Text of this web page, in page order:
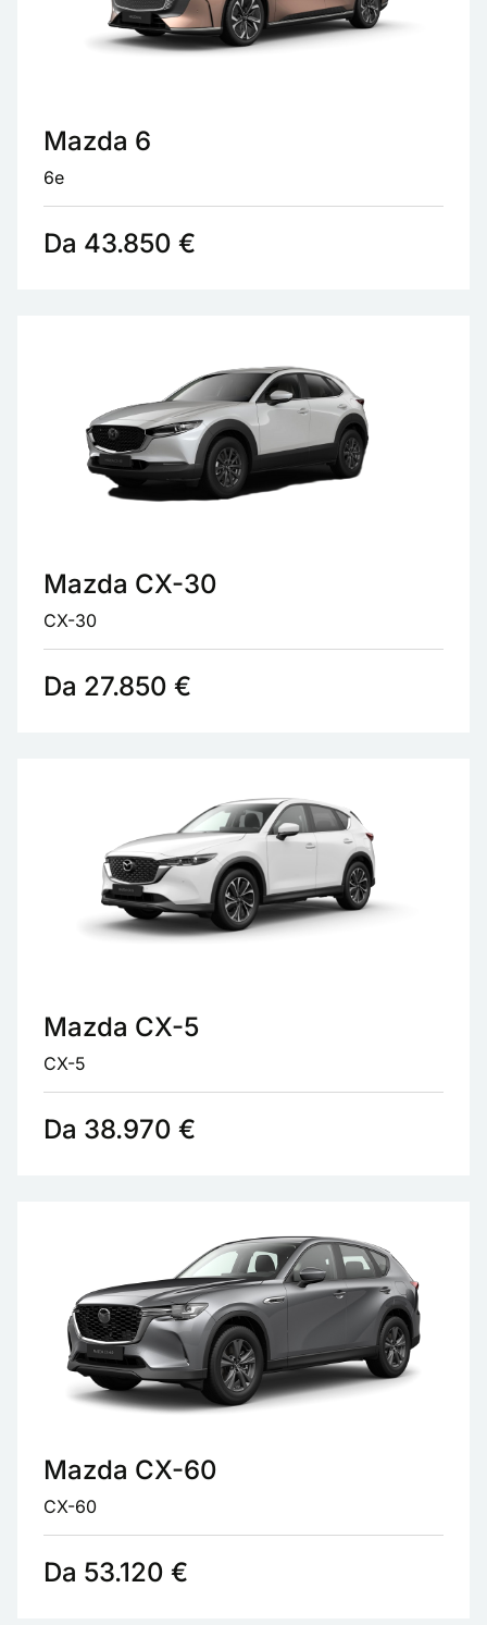
Mazda 6
6e
Da 43.850 €
Mazda CX-30
CX-30
Da 27.850 €
Mazda CX-5
CX-5
Da 38.970 €
Mazda CX-60
CX-60
Da 53.120 €